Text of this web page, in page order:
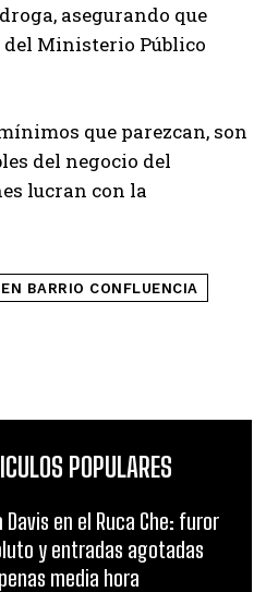
asegurando que
del Ministerio Público
que parezcan, son
del negocio del
lucran con la
BARRIO CONFLUENCIA
POPULARES
Davis en el Ruca Che: furor
y entradas agotadas
media hora